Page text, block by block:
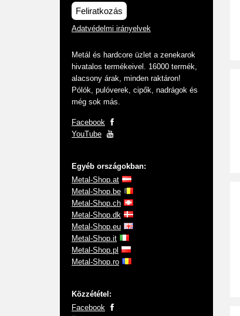
Feliratkozás
Adatvédelmi irányelvek
Metál és hardcore üzlet a zenekarok
hivatalos termékeivel. 16000 termék,
alacsony árak, minden raktáron!
Pólók, pulóverek, cipők, nadrágok és
még sok más.
Facebook
YouTube
Egyéb országokban:
Metal-Shop.at
Metal-Shop.be
Metal-Shop.ch
Metal-Shop.dk
Metal-Shop.eu
Metal-Shop.it
Metal-Shop.pl
Metal-Shop.ro
Közzététel:
Facebook